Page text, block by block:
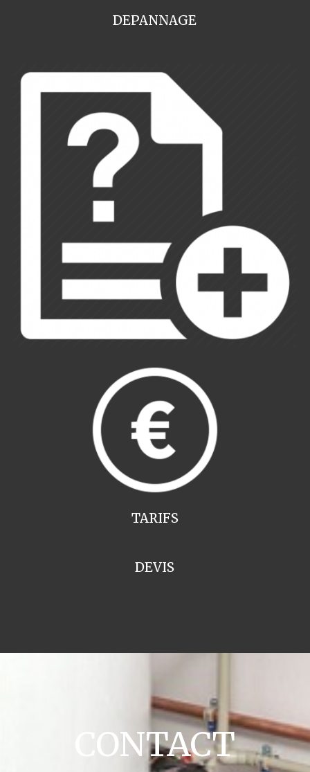
DEPANNAGE
TARIFS
DEVIS
CONTACT